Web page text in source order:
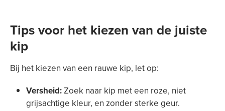
Tips voor het kiezen van de juiste
kip
Bij het kiezen van een rauwe kip, let op:
Versheid:Zoek naar kip met een roze, niet
grijsachtige kleur, en zonder sterke geur.